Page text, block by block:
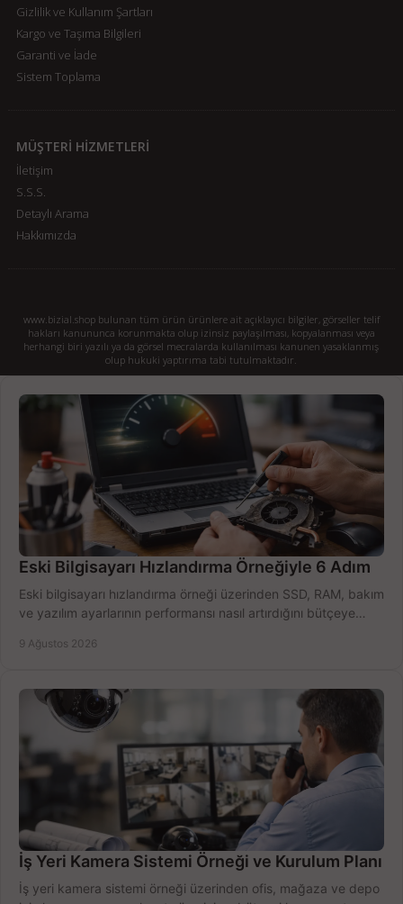
Gizlilik ve Kullanım Şartları
Kargo ve Taşıma Bilgileri
Garanti ve İade
Sistem Toplama
MÜŞTERİ HİZMETLERİ
İletişim
S.S.S.
Detaylı Arama
Hakkımızda
www.bizial.shop bulunan tüm ürün ürünlere ait açıklayıcı bilgiler, görseller telif
hakları kanununca korunmakta olup izinsiz paylaşılması, kopyalanması veya
herhangi biri yazılı ya da görsel mecralarda kullanılması kanunen yasaklanmış
olup hukuki yaptırıma tabi tutulmaktadır.
Eski Bilgisayarı Hızlandırma Örneğiyle 6 Adım
Eski bilgisayarı hızlandırma örneği üzerinden SSD, RAM, bakım
ve yazılım ayarlarının performansı nasıl artırdığını bütçeye
9 Ağustos 2026
İş Yeri Kamera Sistemi Örneği ve Kurulum Planı
İş yeri kamera sistemi örneği üzerinden ofis, mağaza ve depo